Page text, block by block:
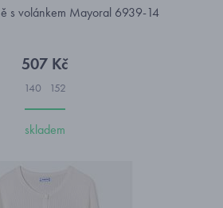
s volánkem Mayoral 6939-14
507 Kč
140 152
skladem